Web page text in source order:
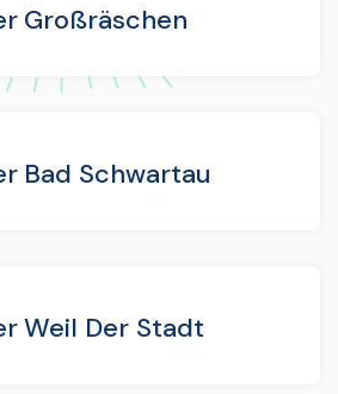
Großräschen
Bad Schwartau
Weil Der Stadt